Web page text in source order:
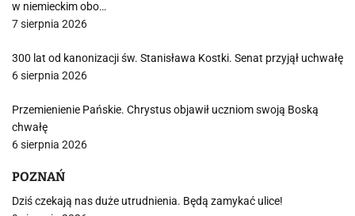
w niemieckim obo…
7 sierpnia 2026
300 lat od kanonizacji św. Stanisława Kostki. Senat przyjął uchwałę
6 sierpnia 2026
Przemienienie Pańskie. Chrystus objawił uczniom swoją Boską
chwałę
6 sierpnia 2026
POZNAŃ
Dziś czekają nas duże utrudnienia. Będą zamykać ulice!